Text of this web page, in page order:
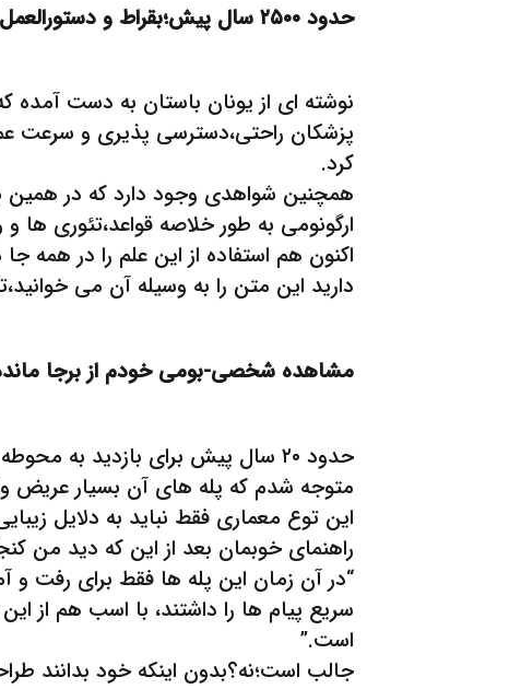
حدود ۲۵۰۰ سال پیش؛بقراط و دستورالعمل هایی برای جراحان:
نوشته ای از یونان باستان به دست
پزشکان راحتی،دسترسی پذیری و سرعت
کرد.
همچنین شواهدی وجود دارد که در همین
ارگونومی به طور خلاصه قواعد،تئوری
اکنون هم استفاده از این علم را در همه
دارید این متن را به وسیله آن می
مشاهده شخصی-بومی خودم از برجا
حدود ۲۰ سال پیش برای بازدید
متوجه شدم که پله های آن بسیار عریض
این توع معماری فقط نباید به دلایل
راهنمای خوبمان بعد از این که دید من
“در آن زمان این پله ها فقط برای رفت و
سریع پیام ها را داشتند، با اسب هم از
است.”
جالب است؛نه؟بدون اینکه خود بدانند